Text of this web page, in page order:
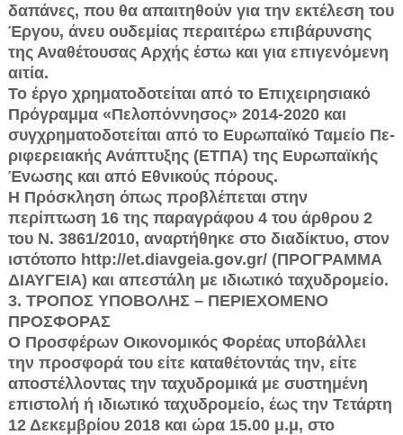
δαπάνες, που θα απαιτηθούν για την εκτέλεση του
Έργου, άνευ ουδε­μίας περαιτέρω επιβάρυνσης
της Αναθέτουσας Αρχής έστω και για επιγενό­μενη
αιτία.
Το έργο χρηματοδοτείται από το Επιχειρησιακό
Πρόγραμμα «Πελοπόν­νησος» 2014-2020 και
συγχρηματοδοτείται από το Ευρωπαϊκό Ταμείο Πε­
ριφερειακής Ανάπτυξης (ΕΤΠΑ) της Ευρωπαϊκής
Ένωσης και από Εθνικούς πόρους.
Η Πρόσκληση όπως προβλέπεται στην
περίπτωση 16 της παραγράφου 4 του άρθρου 2
του Ν. 3861/2010, αναρτήθηκε στο διαδίκτυο, στον
ιστότο­πο http://et.diavgeia.gov.gr/ (ΠΡΟΓΡΑΜΜΑ
ΔΙΑΥΓΕΙΑ) και απεστάλη με ιδι­ωτικό ταχυδρομείο.
3. ΤΡΟΠΟΣ ΥΠΟΒΟΛΗΣ – ΠΕΡΙΕΧΟΜΕΝΟ
ΠΡΟΣΦΟΡΑΣ
Ο Προσφέρων Οικονομικός Φορέας υποβάλλει
την προσφορά του είτε καταθέτοντάς την, είτε
αποστέλλοντας την ταχυδρομικά με συστημένη
επι­στολή ή ιδιωτικό ταχυδρομείο, έως την Τετάρτη
12 Δεκεμβρίου 2018 και ώρα 15.00 μ.μ, στο